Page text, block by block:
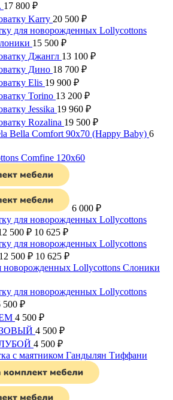
17 800 ₽
Karry 20 500 ₽
для новорожденных Lollycottons
15 500 ₽
Джангл 13 100 ₽
Дино 18 700 ₽
Elis 19 900 ₽
Torino 13 200 ₽
Jessika 19 960 ₽
Rozalina 19 500 ₽
Bella Comfort 90х70 (Happy Baby) 6
Comfine 120x60
6 000 ₽
для новорожденных Lollycottons
500 ₽ 10 625 ₽
для новорожденных Lollycottons
12 500 ₽ 10 625 ₽
новорожденных Lollycottons Слоники
для новорожденных Lollycottons
500 ₽
4 500 ₽
4 500 ₽
4 500 ₽
с маятником Гандылян Тиффани